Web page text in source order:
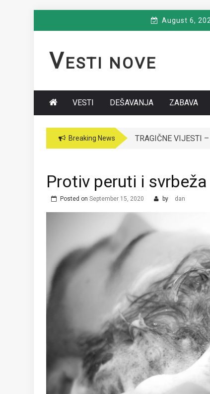
August 6,
VESTI NOVE
VESTI DEŠAVANJA ZABAVA
Breaking News TRAGIČNE VIJESTI
VODITELJICA
Protiv peruti i
Posted on September 15, 2020 by dan